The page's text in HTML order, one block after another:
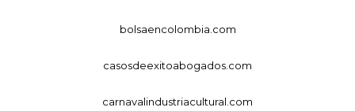
bolsaencolombia.com
casosdeexitoabogados.com
carnavalindustriacultural.com